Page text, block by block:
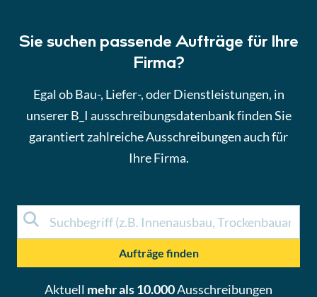
Sie suchen passende Aufträge für Ihre
Firma?
Egal ob Bau-, Liefer-, oder Dienstleistungen, in
unserer B_I ausschreibungsdatenbank finden Sie
garantiert zahlreiche Ausschreibungen auch für
Ihre Firma.
Aufträge finden
Aktuell mehr als 10.000Ausschreibungen